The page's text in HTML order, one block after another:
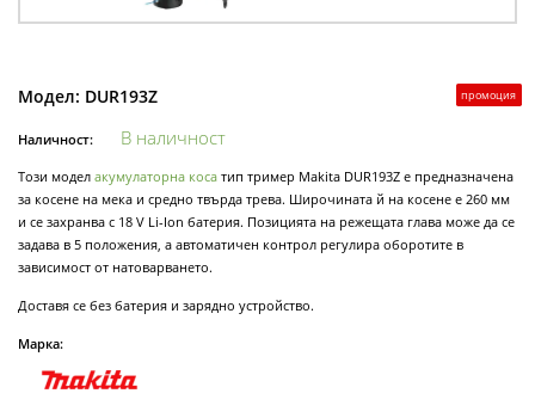
промоция
Модел: DUR193Z
Наличност: В наличност
Този модел акумулаторна коса тип тример Makita DUR193Z е предназначена
за косене на мека и средно твърда трева. Широчината й на косене е 260 мм
и се захранва с 18 V Li-Ion батерия. Позицията на режещата глава може да се
задава в 5 положения, а автоматичен контрол регулира оборотите в
зависимост от натоварването.
Доставя се без батерия и зарядно устройство.
Марка: